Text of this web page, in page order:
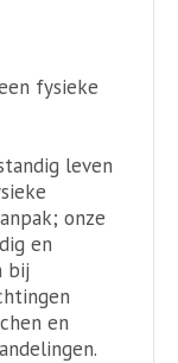
fysieke
leven
onze
en
bij
en